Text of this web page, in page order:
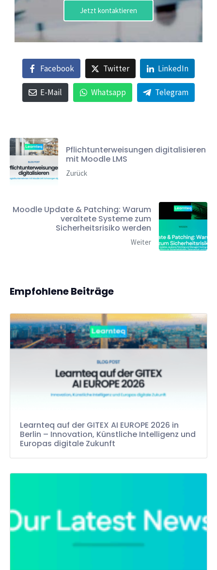
Jetzt kontaktieren
Facebook Twitter LinkedIn
E-Mail Whatsapp Telegram
Pflichtunterweisungen digitalisieren
mit Moodle LMS
Zurück
Moodle Update & Patching: Warum
veraltete Systeme zum
Sicherheitsrisiko werden
Weiter
Empfohlene Beiträge
Learnteq auf der GITEX AI EUROPE 2026 in
Berlin – Innovation, Künstliche Intelligenz und
Europas digitale Zukunft